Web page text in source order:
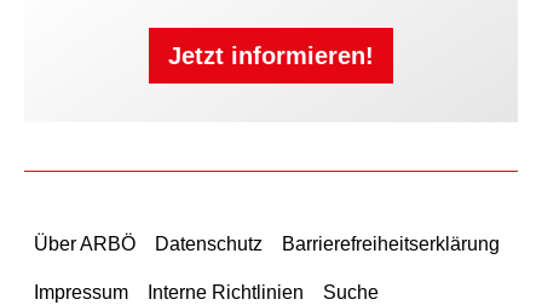
Jetzt informieren!
Über ARBÖ Datenschutz Barrierefreiheitserklärung
Impressum Interne Richtlinien Suche